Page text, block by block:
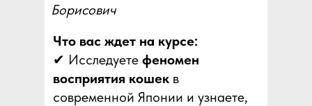
Что вас ждет на курсе:
✔ Исследуете феномен
восприятия кошек в
современной Японии и узнаете,
Борисович